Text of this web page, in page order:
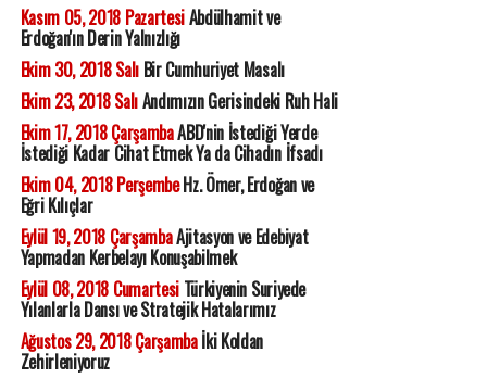
Kasım 05, 2018 PazartesiAbdülhamit ve
Erdoğan'ın Derin Yalnızlığı
Ekim 30, 2018 SalıBir Cumhuriyet Masalı
Ekim 23, 2018 SalıAndımızın Gerisindeki Ruh Hali
Ekim 17, 2018 ÇarşambaABD'nin İstediği Yerde
İstediği Kadar Cihat Etmek Ya da Cihadın İfsadı
Ekim 04, 2018 PerşembeHz. Ömer, Erdoğan ve
Eğri Kılıçlar
Eylül 19, 2018 ÇarşambaAjitasyon ve Edebiyat
Yapmadan Kerbelayı Konuşabilmek
Eylül 08, 2018 CumartesiTürkiyenin Suriyede
Yılanlarla Dansı ve Stratejik Hatalarımız
Ağustos 29, 2018 Çarşambaİki Koldan
Zehirleniyoruz